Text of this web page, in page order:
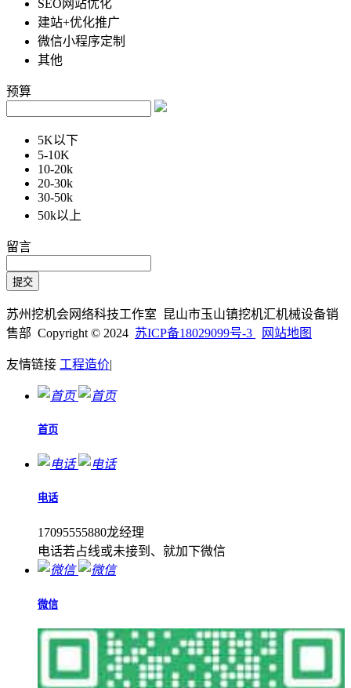
SEO网站优化
建站+优化推广
微信小程序定制
其他
预算
5K以下
5-10K
10-20k
20-30k
30-50k
50k以上
留言
苏州挖机会网络科技工作室 昆山市玉山镇挖机汇机械设备销
售部 Copyright © 2024 苏ICP备18029099号-3 网站地图
友情链接 工程造价|
首页
电话
17095555880龙经理
电话若占线或未接到、就加下微信
微信